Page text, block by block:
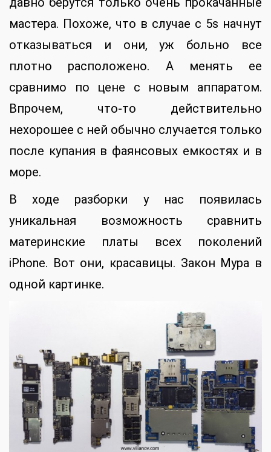
мастера. Похоже, что в случае с 5s начнут
отказываться и они, уж больно все
плотно расположено. А менять ее
сравнимо по цене с новым аппаратом.
Впрочем, что-то действительно
нехорошее с ней обычно случается только
после купания в фаянсовых емкостях и в
море.
В ходе разборки у нас появилась
уникальная возможность сравнить
материнские платы всех поколений
iPhone. Вот они, красавицы. Закон Мура в
одной картинке.